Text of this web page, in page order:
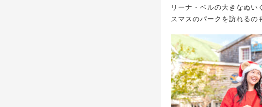
リーナ・ベルの大きなぬい
スマスのパークを訪れるの